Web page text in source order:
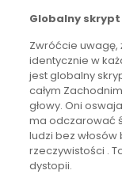
Globalny
Zwróćcie
identycznie w
jest globalny
całym
głowy. Oni
ma odczarować
ludzi bez
rzeczywistości .
dystopii.